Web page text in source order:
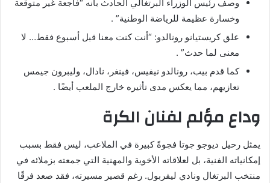
وصف رئيس الوزراء البرتغالي الحادث بأنه “فاجعة غير متوقعة
وخسارة عظيمة للرياضة الوطنية” .
علق كريستيانو رونالدو: “أنت كنت معنا قبل أسبوع فقط… لا
معنى لما حدث” .
كما قدم بيب، رونالدو نيفيس، فينغر، نادال، وليبرون جيمس
تعازيهم، مما يعكس مدى تأثيره خارج الملعب أيضًا .
وداع مؤلم لفنان الكرة
يمثل رحيل ديوجو جوتا فجوةً كبيرة في الملاعب، ليس فقط بسبب
إمكانياته الفنية، بل لعلاقاته الأخوية والمهنية التي جمعته بزملائه في
منتخب البرتغال ونادي ليفربول. رغم قصير مسيرته، فقد صعد فرقًا